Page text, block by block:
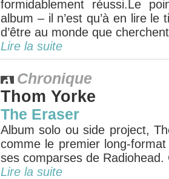
formidablement réussi.Le
album – il n’est qu’à en lire le
d’être au monde que
Lire la suite
Chronique
Thom Yorke
The Eraser
Album solo ou side project,
comme le premier long-
ses comparses de Radiohead.
Lire la suite